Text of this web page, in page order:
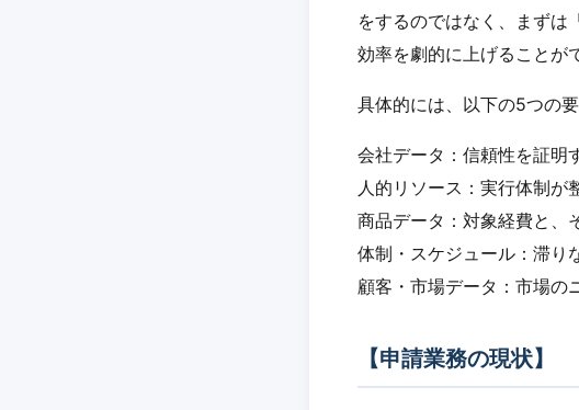
をするのではなく、まずは
効率を劇的に上げることが
具体的には、以下の5つの
会社データ：信頼性を証明
人的リソース：実行体制が
商品データ：対象経費と、
体制・スケジュール：滞り
顧客・市場データ：市場の
【申請業務の現状】